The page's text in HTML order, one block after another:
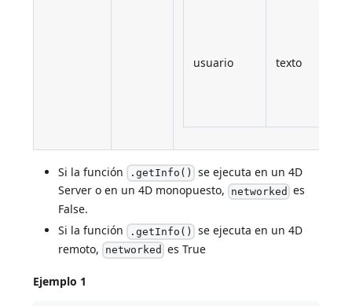
usuario texto
Si la función .getInfo() se ejecuta en un 4D
Server o en un 4D monopuesto, networked es
False.
Si la función .getInfo() se ejecuta en un 4D
remoto, networked es True
Ejemplo 1